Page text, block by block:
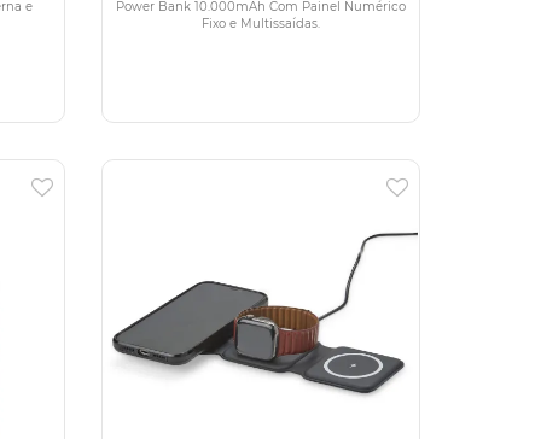
e
Power Bank 10.000mAh Com Painel Numérico
Fixo e Multissaídas.